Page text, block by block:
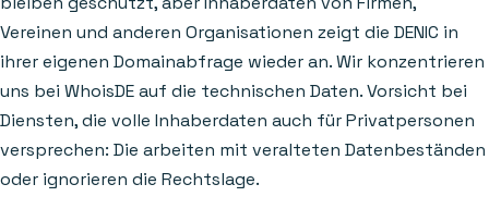
Vereinen und anderen Organisationen zeigt die DENIC in
ihrer eigenen Domainabfrage wieder an. Wir konzentrieren
uns bei WhoisDE auf die technischen Daten. Vorsicht bei
Diensten, die volle Inhaberdaten auch für Privatpersonen
versprechen: Die arbeiten mit veralteten Datenbeständen
oder ignorieren die Rechtslage.